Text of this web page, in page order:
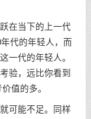
在当下的上一代
代的年轻人，而
一代的年轻人。
验，远比你看到
值的多。
可能不足。同样